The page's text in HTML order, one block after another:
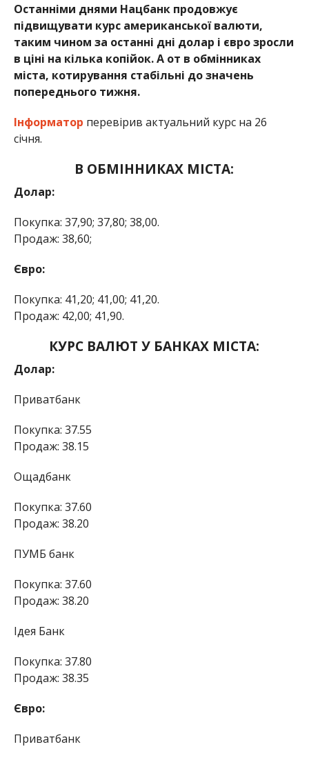
Останніми днями Нацбанк продовжує
підвищувати курс американської валюти,
таким чином за останні дні долар і євро зросли
в ціні на кілька копійок. А от в обмінниках
міста, котирування стабільні до значень
попереднього тижня.
Інформатор перевірив актуальний курс на 26
січня.
В ОБМІННИКАХ МІСТА:
Долар:
Покупка: 37,90; 37,80; 38,00.
Продаж: 38,60;
Євро:
Покупка: 41,20; 41,00; 41,20.
Продаж: 42,00; 41,90.
КУРС ВАЛЮТ У БАНКАХ МІСТА:
Долар:
Приватбанк
Покупка: 37.55
Продаж: 38.15
Ощадбанк
Покупка: 37.60
Продаж: 38.20
ПУМБ банк
Покупка: 37.60
Продаж: 38.20
Ідея Банк
Покупка: 37.80
Продаж: 38.35
Євро:
Приватбанк